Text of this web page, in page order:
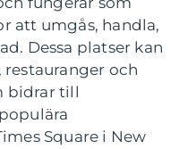
att umgås, handla,
Dessa platser kan
och
bidrar till
Square i New